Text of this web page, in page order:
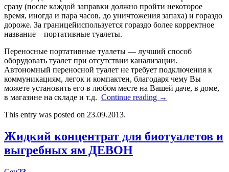
сразу (после каждой заправки должно пройти некоторое
время, иногда и пара часов, до уничтожения запаха) и гораздо
дороже. За границейиспользуется гораздо более корректное
название – портативные туалеты.
Переносные портативные туалеты — лучший способ
оборудовать туалет при отсутствии канализации.
Автономный переносной туалет не требует подключения к
коммуникациям, легок и компактен, благодаря чему Вы
можете установить его в любом месте на Вашей даче, в доме,
в магазине на складе и т.д. Continue reading →
This entry was posted on 23.09.2013.
Жидкий концентрат для биотуалетов и
выгребных ям ДЕВОН